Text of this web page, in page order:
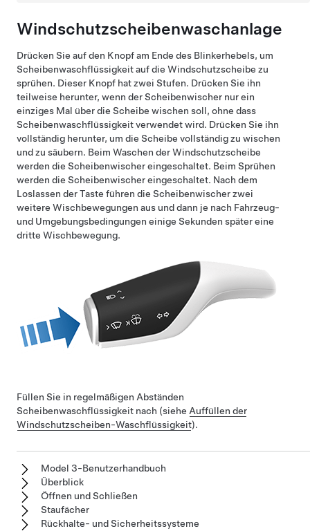
Windschutzscheibenwaschanlage
Drücken Sie auf den Knopf am Ende des Blinkerhebels, um
Scheibenwaschflüssigkeit auf die Windschutzscheibe zu
sprühen. Dieser Knopf hat zwei Stufen. Drücken Sie ihn
teilweise herunter, wenn der Scheibenwischer nur ein
einziges Mal über die Scheibe wischen soll, ohne dass
Scheibenwaschflüssigkeit verwendet wird. Drücken Sie ihn
vollständig herunter, um die Scheibe vollständig zu wischen
und zu säubern. Beim Waschen der Windschutzscheibe
werden die Scheibenwischer eingeschaltet. Beim Sprühen
werden die Scheibenwischer eingeschaltet. Nach dem
Loslassen der Taste führen die Scheibenwischer zwei
weitere Wischbewegungen aus und dann je nach Fahrzeug-
und Umgebungsbedingungen einige Sekunden später eine
dritte Wischbewegung.
Füllen Sie in regelmäßigen Abständen
Scheibenwaschflüssigkeit nach (siehe Auffüllen der
Windschutzscheiben-Waschflüssigkeit).
Model 3-Benutzerhandbuch
Überblick
Öffnen und Schließen
Staufächer
Rückhalte- und Sicherheitssysteme